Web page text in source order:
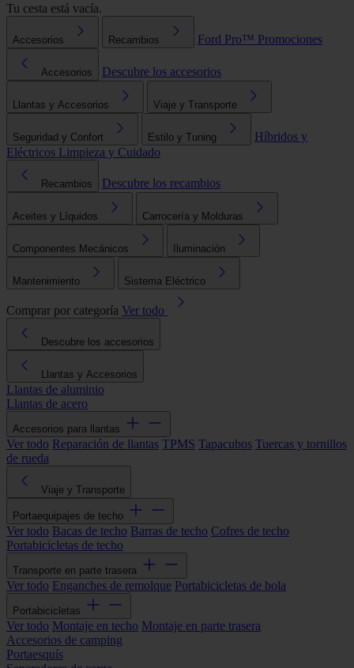
Tu cesta está vacía.
Accesorios Recambios Ford Pro™ Promociones
Accesorios Descubre los accesorios
Llantas y Accesorios Viaje y Transporte
Seguridad y Confort Estilo y Tuning
Híbridos y
Eléctricos Limpieza y Cuidado
Recambios Descubre los recambios
Aceites y Líquidos Carrocería y Molduras
Componentes Mecánicos Iluminación
Mantenimiento Sistema Eléctrico
Comprar por categoría Ver todo
Descubre los accesorios
Llantas y Accesorios
Llantas de aluminio
Llantas de acero
Accesorios para llantas
Ver todo Reparación de llantas TPMS Tapacubos Tuercas y tornillos
de rueda
Viaje y Transporte
Portaequipajes de techo
Ver todo Bacas de techo Barras de techo Cofres de techo
Portabicicletas de techo
Transporte en parte trasera
Ver todo Enganches de remolque Portabicicletas de bola
Portabicicletas
Ver todo Montaje en techo Montaje en parte trasera
Accesorios de camping
Portaesquís